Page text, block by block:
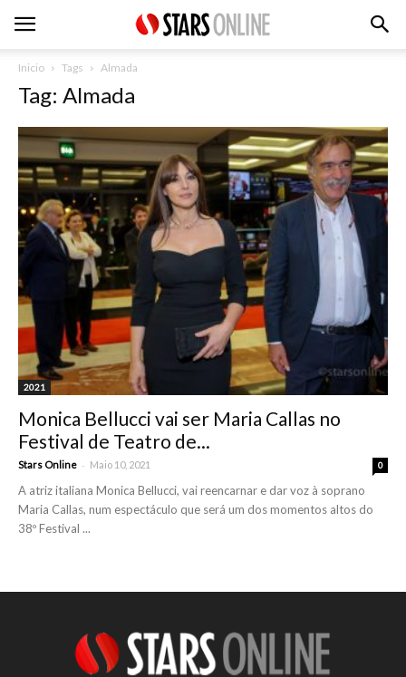
Inicio Tags Almada
Tag: Almada
2021
Monica Bellucci vai ser Maria Callas no
Festival de Teatro de...
Stars Online - Maio 10, 2021 0
A atriz italiana Monica Bellucci, vai reencarnar e dar voz à soprano
Maria Callas, num espectáculo que será um dos momentos altos do
38º Festival ...